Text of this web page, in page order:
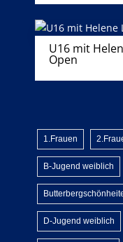
U16 mit
Open
1.Frauen
B-Jugend weiblich
D-Jugend weiblich